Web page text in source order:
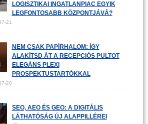
LOGISZTIKAI INGATLANPIAC EGYIK
LEGFONTOSABB KÖZPONTJÁVÁ?
21
NEM CSAK PAPÍRHALOM: ÍGY
ALAKÍTSD ÁT A RECEPCIÓS PULTOT
ELEGÁNS PLEXI
PROSPEKTUSTARTÓKKAL
20
SEO, AEO ÉS GEO: A DIGITÁLIS
LÁTHATÓSÁG ÚJ ALAPPILLÉREI